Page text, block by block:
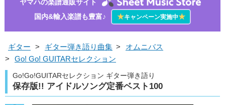
ヤマハの楽譜通販サイト
国内&輸入楽譜も豊富♪
★キャンペーン実施中★
ギター > ギター弾き語り曲集 >
オムニバス
>
Go! Go! GUITARセレクション
Go!Go!GUITARセレクション ギター弾き語り
保存版!! アイドルソング定番ベスト100